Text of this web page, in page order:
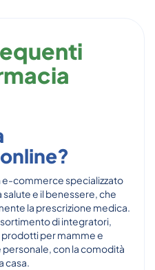
e-commerce specializzato
e il benessere, che
la prescrizione medica.
di integratori,
per mamme e
personale, con la comodità
casa.